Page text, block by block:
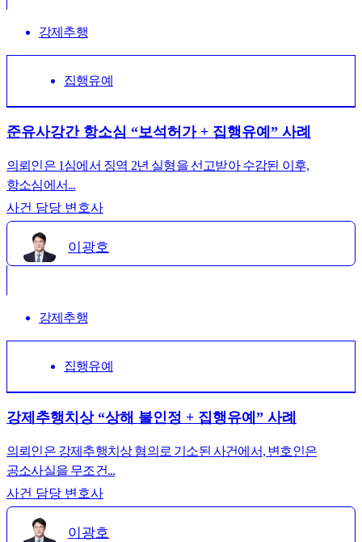
강제추행
집행유예
준유사강간 항소심 “보석허가 + 집행유예” 사례
의뢰인은 1심에서 징역 2년 실형을 선고받아 수감된 이후,
항소심에서...
사건 담당 변호사
이광호
강제추행
집행유예
강제추행치상 “상해 불인정 + 집행유예” 사례
의뢰인은 강제추행치상 혐의로 기소된 사건에서, 변호인은
공소사실을 무조건...
사건 담당 변호사
이광호